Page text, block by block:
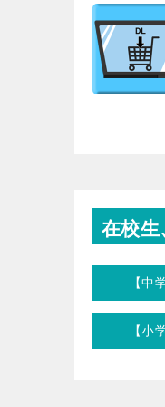
在校生
【中
【小